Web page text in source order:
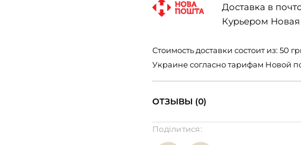
Доставка в
Курьером Новая
Стоимость доставки состоит из: 50
Украине согласно тарифам Новой
ОТЗЫВЫ (0)
Поділитися: